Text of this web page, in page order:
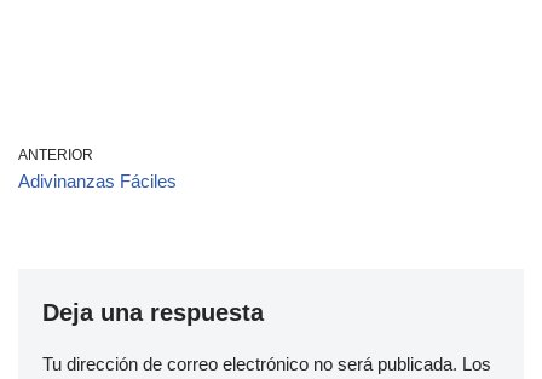
ANTERIOR
Adivinanzas Fáciles
Deja una respuesta
Tu dirección de correo electrónico no será publicada. Los